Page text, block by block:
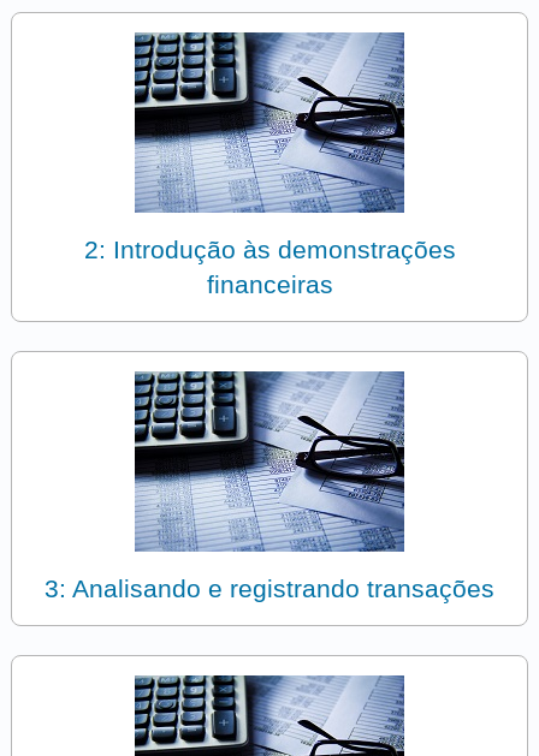
2: Introdução às demonstrações
financeiras
3: Analisando e registrando transações